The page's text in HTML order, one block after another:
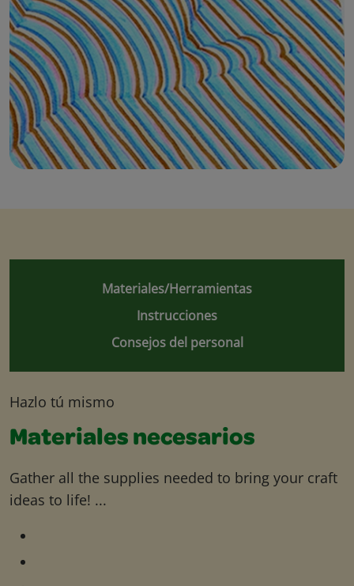
Materiales/Herramientas
Instrucciones
Consejos del personal
Hazlo tú mismo
Materiales necesarios
Gather all the supplies needed to bring your craft
ideas to life! ...